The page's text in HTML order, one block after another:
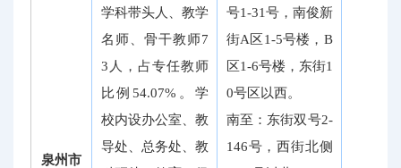
泉州市
学科带头人、教学
名师、骨干教师7
3人，占专任教师
比例54.07%。学
校内设办公室、教
导处、总务处、教
号1-31号，南俊新
街A区1-5号楼，B
区1-6号楼，东街1
0号区以西。
南至：东街双号2-
146号，西街北侧